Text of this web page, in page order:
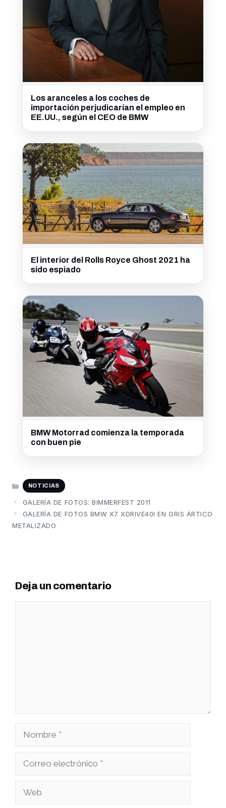
Los aranceles a los coches de
importación perjudicarían el empleo en
EE.UU., según el CEO de BMW
El interior del Rolls Royce Ghost 2021 ha
sido espiado
BMW Motorrad comienza la temporada
con buen pie
CATEGORÍAS
NOTICIAS
GALERÍA DE FOTOS: BIMMERFEST 2011
GALERÍA DE FOTOS BMW X7 XDRIVE40I EN GRIS ÁRTICO
METALIZADO
Deja un comentario
Nombre
Correo
Web